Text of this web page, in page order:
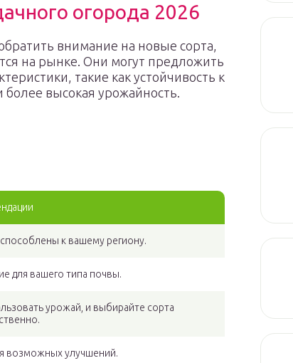
огорода 2026
внимание на новые сорта,
на рынке. Они могут предложить
такие как устойчивость к
высокая урожайность.
к вашему региону.
для вашего типа почвы.
урожай, и выбирайте сорта
возможных улучшений.